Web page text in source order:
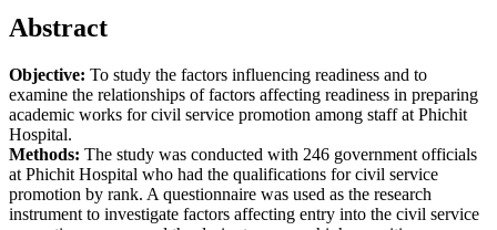
Abstract
Objective: To study the factors influencing readiness and to
examine the relationships of factors affecting readiness in preparing
academic works for civil service promotion among staff at Phichit
Hospital.
Methods: The study was conducted with 246 government officials
at Phichit Hospital who had the qualifications for civil service
promotion by rank. A questionnaire was used as the research
instrument to investigate factors affecting entry into the civil service